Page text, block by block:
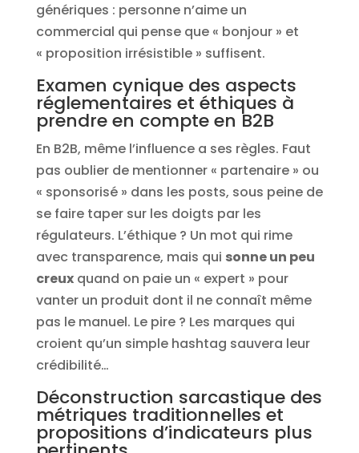
génériques : personne n’aime un
commercial qui pense que « bonjour » et
« proposition irrésistible » suffisent.
Examen cynique des aspects
réglementaires et éthiques à
prendre en compte en B2B
En B2B, même l’influence a ses règles. Faut
pas oublier de mentionner « partenaire » ou
« sponsorisé » dans les posts, sous peine de
se faire taper sur les doigts par les
régulateurs. L’éthique ? Un mot qui rime
avec transparence, mais qui sonne un peu
creuxquand on paie un « expert » pour
vanter un produit dont il ne connaît même
pas le manuel. Le pire ? Les marques qui
croient qu’un simple hashtag sauvera leur
crédibilité…
Déconstruction sarcastique des
métriques traditionnelles et
propositions d’indicateurs plus